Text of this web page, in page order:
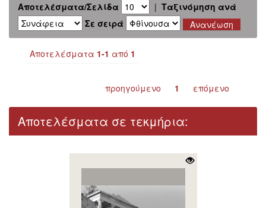
Αποτελέσματα/Σελίδα | Ταξινόμηση ανά
Σε σειρά
Αποτελέσματα 1-1 από 1
προηγούμενο 1 επόμενο
Αποτελέσματα σε τεκμήρια: